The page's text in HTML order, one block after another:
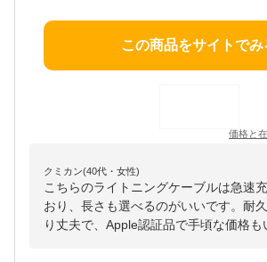
この商品をサイトでみ
価格と
クミカン(40代・女性)
こちらのライトニングケーブルは急速
おり、長さも選べるのがいいです。耐
り丈夫で、Apple認証品で手頃な価格も